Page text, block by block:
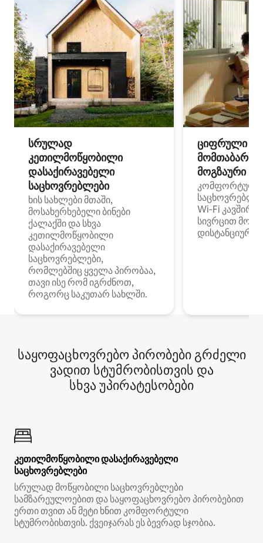
სრულად
კეთილმოწყობილი
დასაქირავებელი
საცხოვრებლები
ხის სახლები მთაში,
მოსახერხებელი ბინები
ქალაქში და სხვა
კეთილმოწყობილი
დასაქირავებელი
საცხოვრებლები,
რომლებშიც ყველა პირობაა,
თავი ისე რომ იგრძნოთ,
როგორც საკუთარ სახლში.
ციფრული
მოგზაური
კომფორტული
Wi‑Fi
სივრცით
დისტანციური
საყოფაცხოვრებო პირობები გრძელი
ვადით სტუმრობისთვის და
სხვა უპირატესობები
კეთილმოწყობილი დასაქირავებელი
საცხოვრებლები
სრულად მოწყობილი საცხოვრებლები
სამზარეულოებით და საყოფაცხოვრებო პირობებით
ერთი თვით ან მეტი ხნით კომფორტული
სტუმრობისთვის. ქვეიჯარას ეს ბევრად სჯობია.